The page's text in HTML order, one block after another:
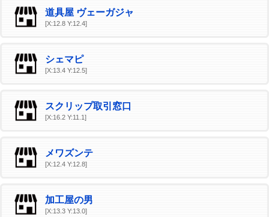
道具屋 ヴェーガジャ
[X:12.8 Y:12.4]
シェマピ
[X:13.4 Y:12.5]
スクリップ取引窓口
[X:16.2 Y:11.1]
メワズンテ
[X:12.4 Y:12.8]
加工屋の男
[X:13.3 Y:13.0]